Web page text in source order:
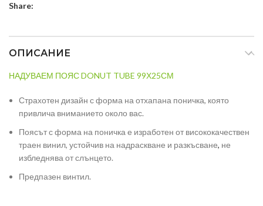
Share:
ОПИСАНИЕ
НАДУВАЕМ ПОЯС DONUT TUBE 99Х25СМ
Страхотен дизайн с форма на отхапана поничка, която
привлича вниманието около вас.
Поясът с форма на поничка е изработен от висококачествен
траен винил, устойчив на надраскване и разкъсване, не
избледнява от слънцето.
Предпазен винтил.